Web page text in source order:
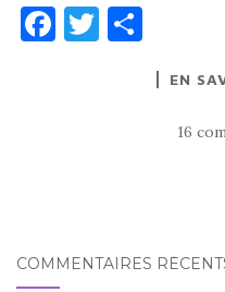
F
k
T
ar
taEN
16
COMMENTAIRES